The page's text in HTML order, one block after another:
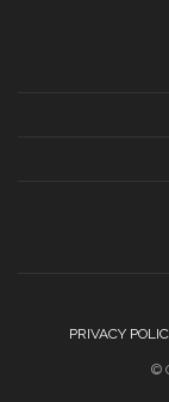
PRIVACY
©